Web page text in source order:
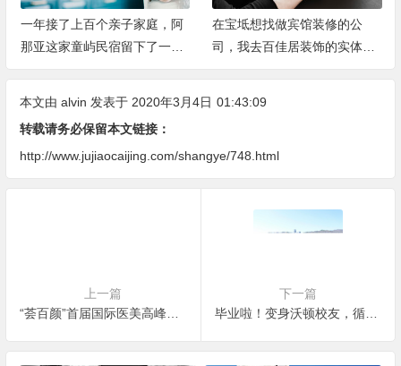
一年接了上百个亲子家庭，阿
那亚这家童屿民宿留下了一些
手写卡片
在宝坻想找做宾馆装修的公
司，我去百佳居装饰的实体店
了解了一下
本文由 alvin 发表于 2020年3月4日 01:43:09
转载请务必保留本文链接：
http://www.jujiaocaijing.com/shangye/748.html
上一篇
“荟百颜”首届国际医美高峰论坛
下一篇
毕业啦！变身沃顿校友，循着初心遇见更好的自己